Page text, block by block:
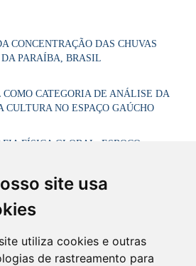
site usa
utiliza cookies e outras
de rastreamento para
CONCENTRAÇÃO DAS CHUVAS
PARAÍBA, BRASIL
CATEGORIA DE ANÁLISE DA
NO ESPAÇO GAÚCHO
FÍSICA GLOBAL. ESBOÇO
4136 até 2008